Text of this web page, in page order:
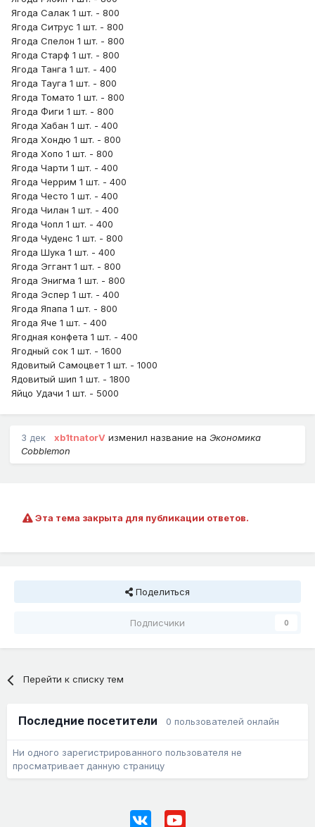
Ягода Салак 1 шт. - 800
Ягода Ситрус 1 шт. - 800
Ягода Спелон 1 шт. - 800
Ягода Старф 1 шт. - 800
Ягода Танга 1 шт. - 400
Ягода Тауга 1 шт. - 800
Ягода Томато 1 шт. - 800
Ягода Фиги 1 шт. - 800
Ягода Хабан 1 шт. - 400
Ягода Хондю 1 шт. - 800
Ягода Хопо 1 шт. - 800
Ягода Чарти 1 шт. - 400
Ягода Черрим 1 шт. - 400
Ягода Често 1 шт. - 400
Ягода Чилан 1 шт. - 400
Ягода Чопл 1 шт. - 400
Ягода Чуденс 1 шт. - 800
Ягода Шука 1 шт. - 400
Ягода Эггант 1 шт. - 800
Ягода Энигма 1 шт. - 800
Ягода Эспер 1 шт. - 400
Ягода Япапа 1 шт. - 800
Ягода Яче 1 шт. - 400
Ягодная конфета 1 шт. - 400
Ягодный сок 1 шт. - 1600
Ядовитый Самоцвет 1 шт. - 1000
Ядовитый шип 1 шт. - 1800
Яйцо Удачи 1 шт. - 5000
3 дек xb1tnatorV изменил название на Экономика
Cobblemon
Эта тема закрыта для публикации ответов.
Поделиться
Подписчики 0
Перейти к списку тем
Последние посетители 0 пользователей онлайн
Ни одного зарегистрированного пользователя не
просматривает данную страницу